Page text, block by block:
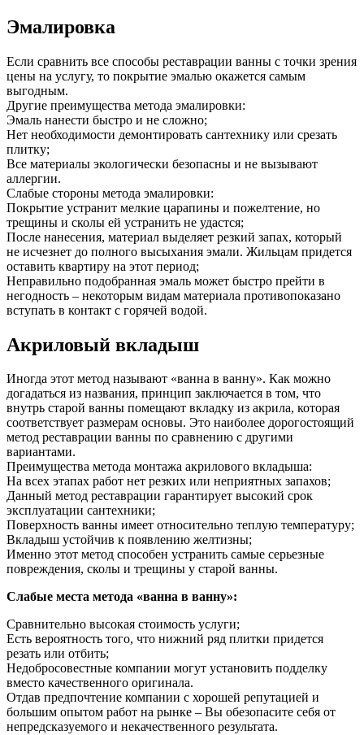
Эмалировка
Если сравнить все способы реставрации ванны с точки зрения
цены на услугу, то покрытие эмалью окажется самым
выгодным.
Другие преимущества метода эмалировки:
Эмаль нанести быстро и не сложно;
Нет необходимости демонтировать сантехнику или срезать
плитку;
Все материалы экологически безопасны и не вызывают
аллергии.
Слабые стороны метода эмалировки:
Покрытие устранит мелкие царапины и пожелтение, но
трещины и сколы ей устранить не удастся;
После нанесения, материал выделяет резкий запах, который
не исчезнет до полного высыхания эмали. Жильцам придется
оставить квартиру на этот период;
Неправильно подобранная эмаль может быстро прейти в
негодность – некоторым видам материала противопоказано
вступать в контакт с горячей водой.
Акриловый вкладыш
Иногда этот метод называют «ванна в ванну». Как можно
догадаться из названия, принцип заключается в том, что
внутрь старой ванны помещают вкладку из акрила, которая
соответствует размерам основы. Это наиболее дорогостоящий
метод реставрации ванны по сравнению с другими
вариантами.
Преимущества метода монтажа акрилового вкладыша:
На всех этапах работ нет резких или неприятных запахов;
Данный метод реставрации гарантирует высокий срок
эксплуатации сантехники;
Поверхность ванны имеет относительно теплую температуру;
Вкладыш устойчив к появлению желтизны;
Именно этот метод способен устранить самые серьезные
повреждения, сколы и трещины у старой ванны.
Слабые места метода «ванна в ванну»:
Сравнительно высокая стоимость услуги;
Есть вероятность того, что нижний ряд плитки придется
резать или отбить;
Недобросовестные компании могут установить подделку
вместо качественного оригинала.
Отдав предпочтение компании с хорошей репутацией и
большим опытом работ на рынке – Вы обезопасите себя от
непредсказуемого и некачественного результата.